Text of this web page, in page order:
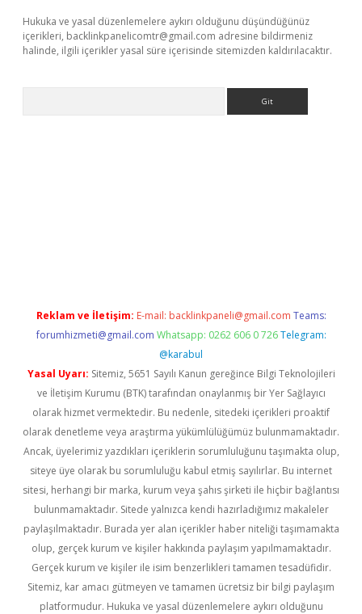
Hukuka ve yasal düzenlemelere aykırı olduğunu düşündüğünüz
içerikleri, backlinkpanelicomtr@gmail.com adresine bildirmeniz
halinde, ilgili içerikler yasal süre içerisinde sitemizden kaldırılacaktır.
Reklam ve İletişim: E-mail: backlinkpaneli@gmail.com Teams:
forumhizmeti@gmail.com Whatsapp: 0262 606 0 726 Telegram:
@karabul
Yasal Uyarı: Sitemiz, 5651 Sayılı Kanun gereğince Bilgi Teknolojileri
ve İletişim Kurumu (BTK) tarafından onaylanmış bir Yer Sağlayıcı
olarak hizmet vermektedir. Bu nedenle, sitedeki içerikleri proaktif
olarak denetleme veya araştırma yükümlülüğümüz bulunmamaktadır.
Ancak, üyelerimiz yazdıkları içeriklerin sorumluluğunu taşımakta olup,
siteye üye olarak bu sorumluluğu kabul etmiş sayılırlar. Bu internet
sitesi, herhangi bir marka, kurum veya şahıs şirketi ile hiçbir bağlantısı
bulunmamaktadır. Sitede yalnızca kendi hazırladığımız makaleler
paylaşılmaktadır. Burada yer alan içerikler haber niteliği taşımamakta
olup, gerçek kurum ve kişiler hakkında paylaşım yapılmamaktadır.
Gerçek kurum ve kişiler ile isim benzerlikleri tamamen tesadüfidir.
Sitemiz, kar amacı gütmeyen ve tamamen ücretsiz bir bilgi paylaşım
platformudur. Hukuka ve yasal düzenlemelere aykırı olduğunu